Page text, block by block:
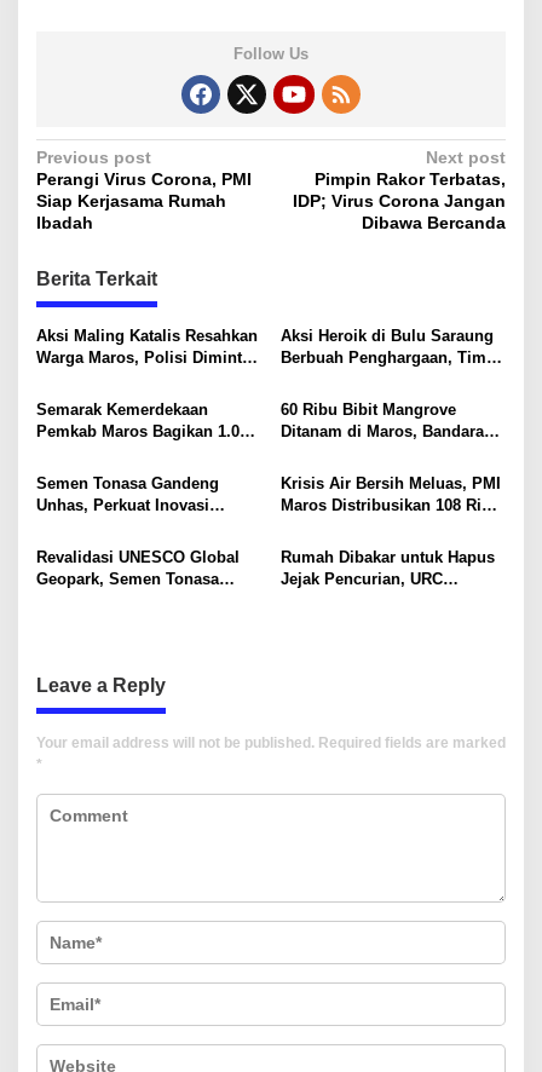
Follow Us
P
o
s
t
n
a
v
i
g
a
t
o
Previous post
Perangi Virus Corona, PMI
Siap Kerjasama Rumah
Ibadah
Next post
Pimpin Rakor Terbatas,
IDP; Virus Corona Jangan
Dibawa Bercanda
Berita Terkait
Aksi Maling Katalis Resahkan
Warga Maros, Polisi Diminta
Aksi Heroik di Bulu Saraung
Berbuah Penghargaan, Tim
Diapresiasi Basarnas
Semarak Kemerdekaan
Pemkab Maros Bagikan 1.000
Warga
60 Ribu Bibit Mangrove
Ditanam di Maros, Bandara
Konservasi Pesisir
Semen Tonasa Gandeng
Unhas, Perkuat Inovasi
Berkelanjutan
Krisis Air Bersih Meluas, PMI
Maros Distribusikan 108 Ribu
Revalidasi UNESCO Global
Geopark, Semen Tonasa
Rumah Dibakar untuk Hapus
Jejak Pencurian, URC
Leave a Reply
Your email address will not be published. Required fields are marked
*